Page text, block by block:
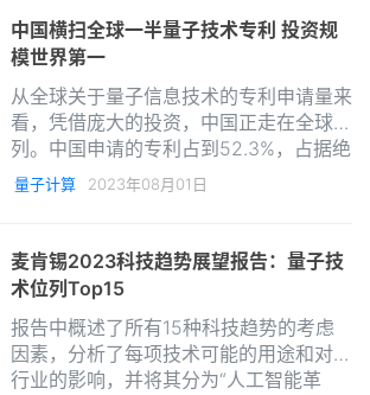
中国横扫全球一半量子技术专利 投资规
模世界第一
从全球关于量子信息技术的专利申请量来
看，凭借庞大的投资，中国正走在全球前
列。中国申请的专利占到52.3%，占据绝
对优势。
量子计算 2023年08月01日
麦肯锡2023科技趋势展望报告：量子技
术位列Top15
报告中概述了所有15种科技趋势的考虑
因素，分析了每项技术可能的用途和对各
行业的影响，并将其分为“人工智能革